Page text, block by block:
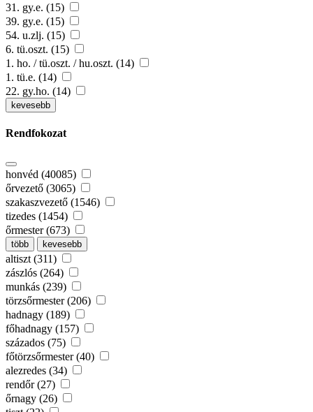
31. gy.e. (15)
39. gy.e. (15)
54. u.zlj. (15)
6. tü.oszt. (15)
1. ho. / tü.oszt. / hu.oszt. (14)
1. tü.e. (14)
22. gy.ho. (14)
kevesebb
Rendfokozat
honvéd (40085)
őrvezető (3065)
szakaszvezető (1546)
tizedes (1454)
őrmester (673)
több kevesebb
altiszt (311)
zászlós (264)
munkás (239)
törzsőrmester (206)
hadnagy (189)
főhadnagy (157)
százados (75)
főtörzsőrmester (40)
alezredes (34)
rendőr (27)
őrnagy (26)